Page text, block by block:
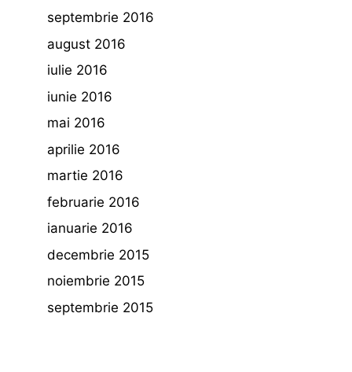
septembrie 2016
august 2016
iulie 2016
iunie 2016
mai 2016
aprilie 2016
martie 2016
februarie 2016
ianuarie 2016
decembrie 2015
noiembrie 2015
septembrie 2015